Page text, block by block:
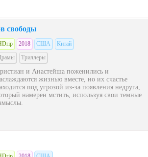
свободы
2018 США
Китай
Триллеры
и Анастейша поженились и
жизнью вместе, но их счастье
под угрозой из-за появления недруга,
намерен мстить, используя свои темные